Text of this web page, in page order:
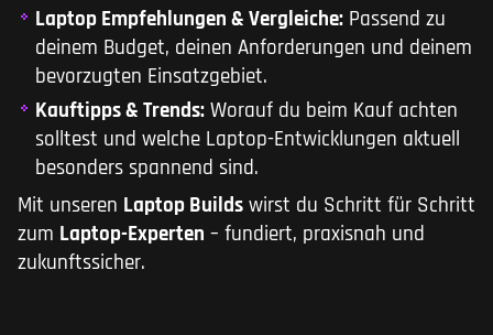
Laptop Empfehlungen & Vergleiche: Passend zu
deinem Budget, deinen Anforderungen und deinem
bevorzugten Einsatzgebiet.
Kauftipps & Trends: Worauf du beim Kauf achten
solltest und welche Laptop-Entwicklungen aktuell
besonders spannend sind.
Mit unseren Laptop Builds wirst du Schritt für Schritt
zum Laptop-Experten – fundiert, praxisnah und
zukunftssicher.